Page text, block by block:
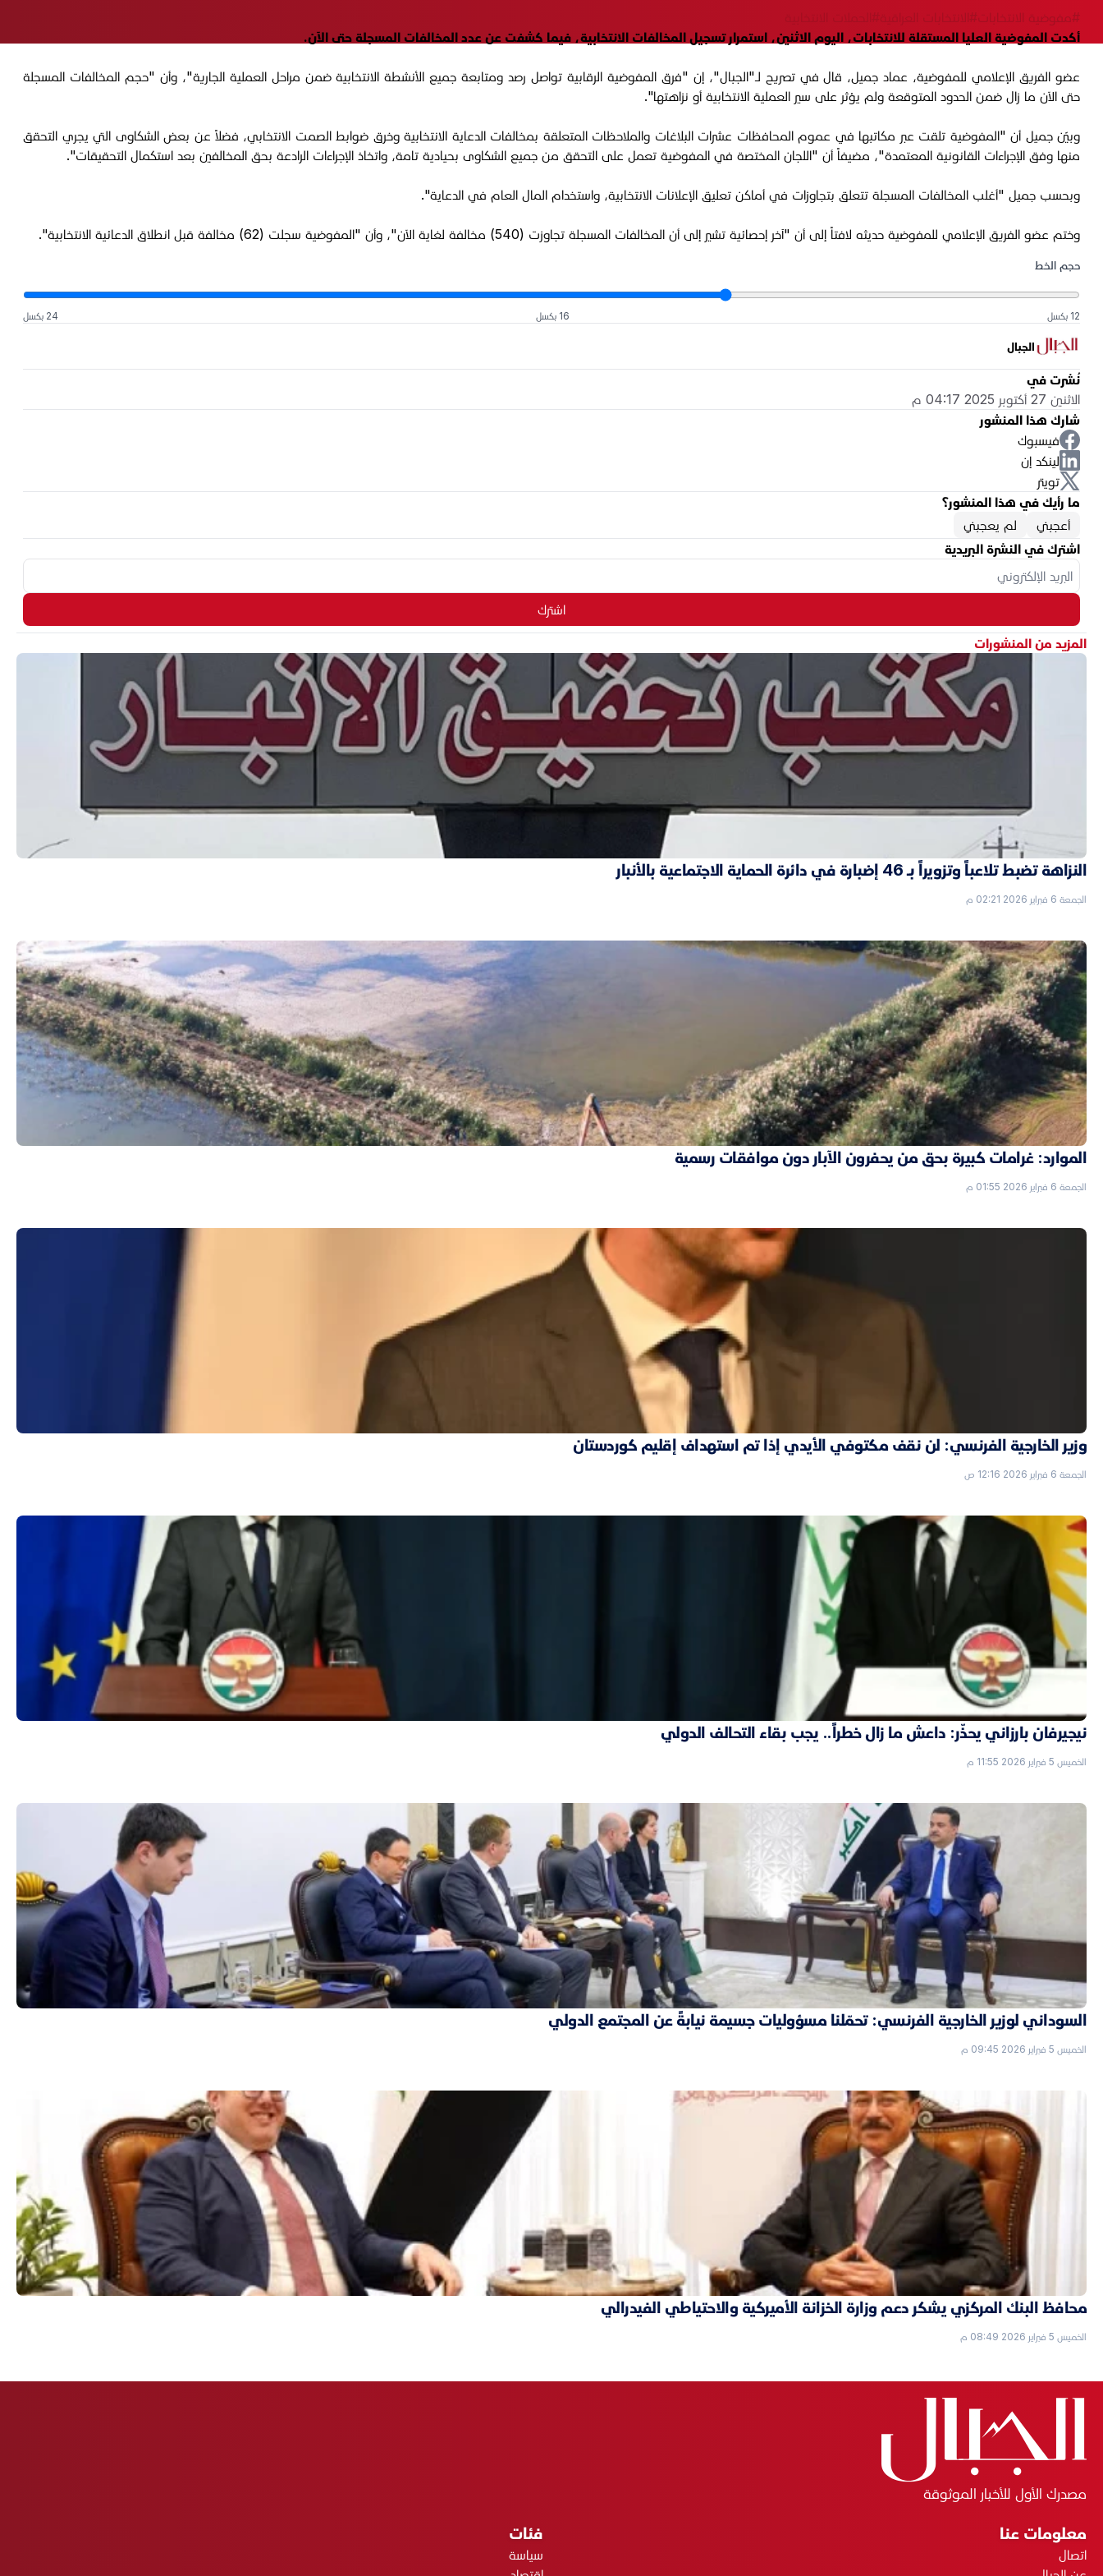
#مفوضية الانتخابات#الانتخابات العراقية#الحملات الانتخابية
أكدت المفوضية العليا المستقلة للانتخابات، اليوم الاثنين، استمرار تسجيل المخالفات الانتخابية، فيما كشفت عن عدد المخالفات المسجلة حتى الآن.
عضو الفريق الإعلامي للمفوضية، عماد جميل، قال في تصريح لـ"الجبال"، إن "فرق المفوضية الرقابية تواصل رصد ومتابعة جميع الأنشطة الانتخابية ضمن مراحل العملية الجارية"، وأن "حجم المخالفات المسجلة
حتى الآن ما زال ضمن الحدود المتوقعة ولم يؤثر على سير العملية الانتخابية أو نزاهتها".
وبيّن جميل أن "المفوضية تلقت عبر مكاتبها في عموم المحافظات عشرات البلاغات والملاحظات المتعلقة بمخالفات الدعاية الانتخابية وخرق ضوابط الصمت الانتخابي، فضلاً عن بعض الشكاوى التي يجري التحقق
منها وفق الإجراءات القانونية المعتمدة"، مضيفاً أن "اللجان المختصة في المفوضية تعمل على التحقق من جميع الشكاوى بحيادية تامة، واتخاذ الإجراءات الرادعة بحق المخالفين بعد استكمال التحقيقات".
وبحسب جميل "أغلب المخالفات المسجلة تتعلق بتجاوزات في أماكن تعليق الإعلانات الانتخابية، واستخدام المال العام في الدعاية".
وختم عضو الفريق الإعلامي للمفوضية حديثه لافتاً إلى أن "آخر إحصائية تشير إلى أن المخالفات المسجلة تجاوزت (540) مخالفة لغاية الآن"، وأن "المفوضية سجلت (62) مخالفة قبل انطلاق الدعائية الانتخابية".
حجم الخط
12 بكسل 16 بكسل 24 بكسل
الجبال
نُشرت في
الاثنين 27 أكتوبر 2025 04:17 م
شارك هذا المنشور
فيسبوك
لينكد إن
تويتر
ما رأيك في هذا المنشور؟
أعجبني
لم يعجبني
اشترك في النشرة البريدية
اشترك
المزيد من المنشورات
النزاهة تضبط تلاعباً وتزويراً بـ 46 إضبارة في دائرة الحماية الاجتماعية بالأنبار
الجمعة 6 فبراير 2026 02:21 م
الموارد: غرامات كبيرة بحق من يحفرون الآبار دون موافقات رسمية
الجمعة 6 فبراير 2026 01:55 م
وزير الخارجية الفرنسي: لن نقف مكتوفي الأيدي إذا تم استهداف إقليم كوردستان
الجمعة 6 فبراير 2026 12:16 ص
نيجيرفان بارزاني يحذّر: داعش ما زال خطراً.. يجب بقاء التحالف الدولي
الخميس 5 فبراير 2026 11:55 م
السوداني لوزير الخارجية الفرنسي: تحمّلنا مسؤوليات جسيمة نيابةً عن المجتمع الدولي
الخميس 5 فبراير 2026 09:45 م
محافظ البنك المركزي يشكر دعم وزارة الخزانة الأميركية والاحتياطي الفيدرالي
الخميس 5 فبراير 2026 08:49 م
مصدرك الأول للأخبار الموثوقة
معلومات عنا
اتصال
فئات
سياسة